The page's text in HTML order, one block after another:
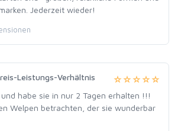
Jederzeit wieder!
Leistungs-Verhältnis
und habe sie in nur 2 Tagen erhalten !!!
Welpen betrachten, der sie wunderbar